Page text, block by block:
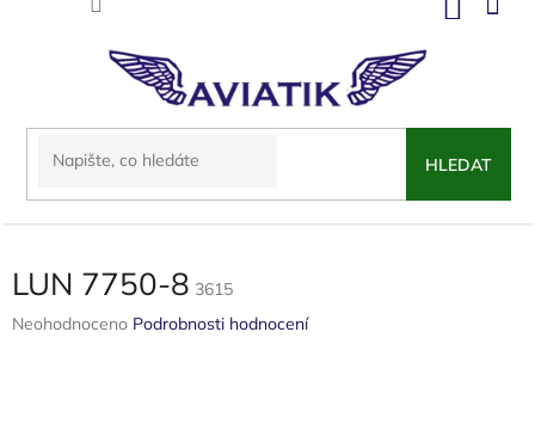
HLEDAT
LUN 7750-8 3615
Průměrné
Neohodnoceno Podrobnosti hodnocení